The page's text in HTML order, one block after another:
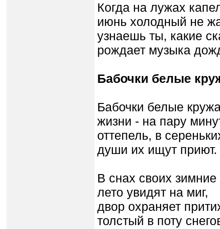
Когда на лужах
июнь холодный не
узнаешь ты, какие
рождает музыка
Бабочки белые
Бабочки белые
жизни - на пару
оттепель, в
души их ищут приют.
В снах своих
лето увидят на миг,
двор охраняет
толстый в поту